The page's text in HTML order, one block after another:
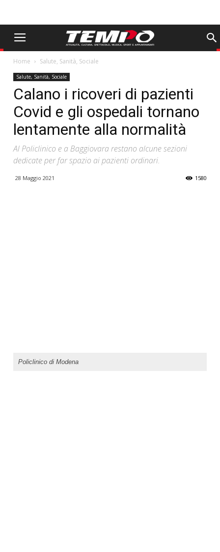
Home Salute, Sanità, Sociale
Salute, Sanità, Sociale
Calano i ricoveri di pazienti
Covid e gli ospedali tornano
lentamente alla normalità
Al Policlinico e a Baggiovara restano alcune sezioni
dedicate per far spazio ai pazienti ordinari.
28 Maggio 2021 1580
Policlinico di Modena